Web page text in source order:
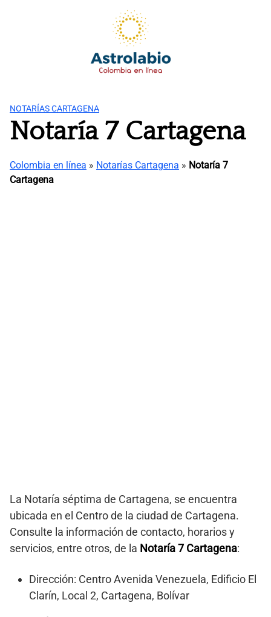
NOTARÍAS CARTAGENA
Notaría 7 Cartagena
Colombia en línea » Notarías Cartagena » Notaría 7
Cartagena
La Notaría séptima de Cartagena, se encuentra
ubicada en el Centro de la ciudad de Cartagena.
Consulte la información de contacto, horarios y
servicios, entre otros, de la Notaría 7 Cartagena:
Dirección: Centro Avenida Venezuela, Edificio El
Clarín, Local 2, Cartagena, Bolívar